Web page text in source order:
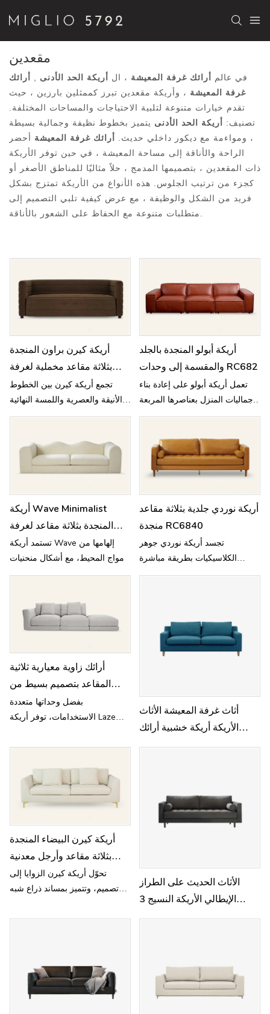
مقعدين
في عالم أرائك غرفة المعيشة ، ال أريكة الحد الأدنى
أرائك
غرفة المعيشة ، وأريكة مقعدين تبرز كممثلين بارزين ، حيث
تقدم خيارات متنوعة لتلبية الاحتياجات والمساحات المختلفة.
تصنيف:
أريكة الحد الأدنى يتميز بخطوط نظيفة وجمالية بسيطة
، ومواءمة مع ديكور داخلي حديث.
أرائك غرفة المعيشة أحضر
الراحة والأناقة إلى مساحة المعيشة ، في حين توفر الأريكة
ذات المقعدين ، بتصميمها المدمج ، حلاً مثاليًا للمناطق الأصغر أو
كجزء من ترتيب الجلوس. هذه الأنواع من الأريكة تمتزج بشكل
فريد من الشكل والوظيفة ، مع عرض كيفية تلبي التصميم إلى
أريكة كيرن براون المنجدة
بثلاثة مقاعد مخملية لغرفة
المعيشة M122
تجمع أريكة كيرن بين الخطوط
الأنيقة والعصرية واللمسة النهائية
الدافئة. يوفر شكلها المربع
أريكة أبولو المنجدة بالجلد
والمقسمة إلى وحدات RC682
تعمل أريكة أبولو على إعادة بناء
جماليات المنزل بعناصرها المربعة
المميزة وتفسر فلسفة تصميم
عالية المستوى.
أريكة Wave Minimalist
المنجدة بثلاثة مقاعد لغرفة
المعيشة M001تستمد أريكة Wave إلهامها من
أمواج المحيط، مع أشكال منحنيات
متدفقة لإضفاء البساطة والحيوية.
أريكة نوردي جلدية بثلاثة مقاعد
منجدة RC6840
تجسد أريكة نوردي جوهر
الكلاسيكيات بطريقة مباشرة
وبسيطة، وتسلط الضوء على
أرائك زاوية معيارية ثلاثية
المقاعد بتصميم بسيط من
Laze مع أغطية قابلة للإزالة
L803
بفضل وحداتها متعددة
الاستخدامات، توفر أريكة Laze
كل غطاء قابل للإزالة.
أثاث غرفة المعيشة الأثاث
الأريكة أريكة خشبية أرائك
خشبية
أريكة كيرن البيضاء المنجدة
بثلاثة مقاعد وأرجل معدنية
L642
تحوّل أريكة كيرن الزوايا إلى
تصميم، وتتميز بمساند ذراع شبه
وحواف مشطوفة، وخياطة دقيقة.
الأثاث الحديث على الطراز
الإيطالي الأريكة النسيج 3
مقاعد 3 مقاعد